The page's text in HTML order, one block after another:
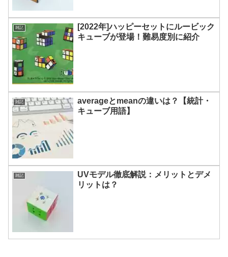
雑記
[2022年]ハッピーセットにルービック
キューブが登場！難易度別に紹介
雑記
averageとmeanの違いは？【統計・
キューブ用語】
雑記
UVモデル徹底解説：メリットとデメ
リットは？